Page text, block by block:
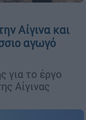
Αίγινα και
αγωγό
για το έργο
Αίγινας